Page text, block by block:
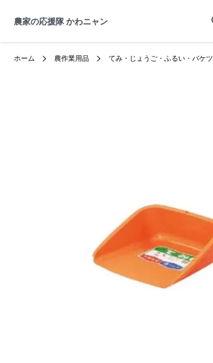
農家の応援隊 かわニャン
ホーム 農作業用品 てみ・じょうご・ふるい・バケツ